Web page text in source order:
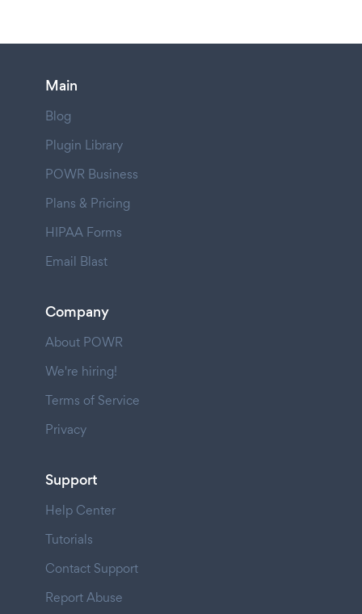
Main
Blog
Plugin Library
POWR Business
Plans & Pricing
HIPAA Forms
Email Blast
Company
About POWR
We're hiring!
Terms of Service
Privacy
Support
Help Center
Tutorials
Contact Support
Report Abuse